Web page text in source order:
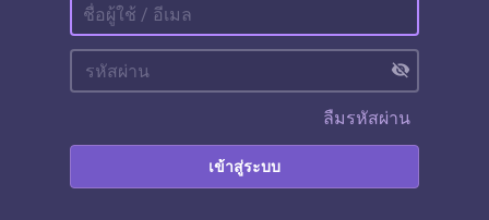
visibility_off
ลืมรหัสผ่าน
เข้าสู่ระบบ